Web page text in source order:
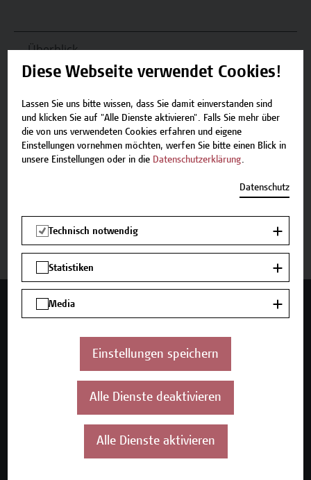
Überblick
Termine und Anmeldung
Zurück zum Zertifikatsprogramm
Jetzt anmelden
Mehr Infos gewünscht?
Unser Angebot
Seminare und Zertifikatsprogramme
Inhouse-Weiterbildung
Beratungsleistungen
Diese Webseite verwendet Cookies!
Lassen Sie uns bitte wissen, dass Sie damit einverstanden sind
und klicken Sie auf "Alle Dienste aktivieren". Falls Sie mehr über
die von uns verwendeten Cookies erfahren und eigene
Einstellungen vornehmen möchten, werfen Sie bitte einen Blick in
unsere Einstellungen oder in die Datenschutzerklärung.
Datenschutz
Technisch notwendig
Statistiken
Media
Einstellungen speichern
Alle Dienste deaktivieren
Alle Dienste aktivieren